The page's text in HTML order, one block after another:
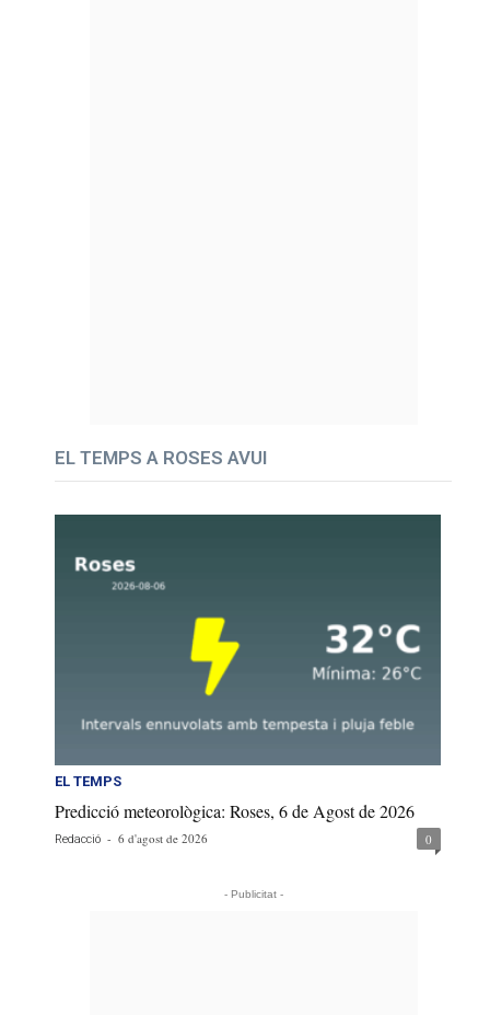
EL TEMPS A ROSES AVUI
EL TEMPS
Predicció meteorològica: Roses, 6 de Agost de 2026
Redacció - 6 d'agost de 2026 0
- Publicitat -